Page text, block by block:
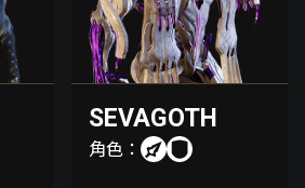
SEVAGOTH
角色：